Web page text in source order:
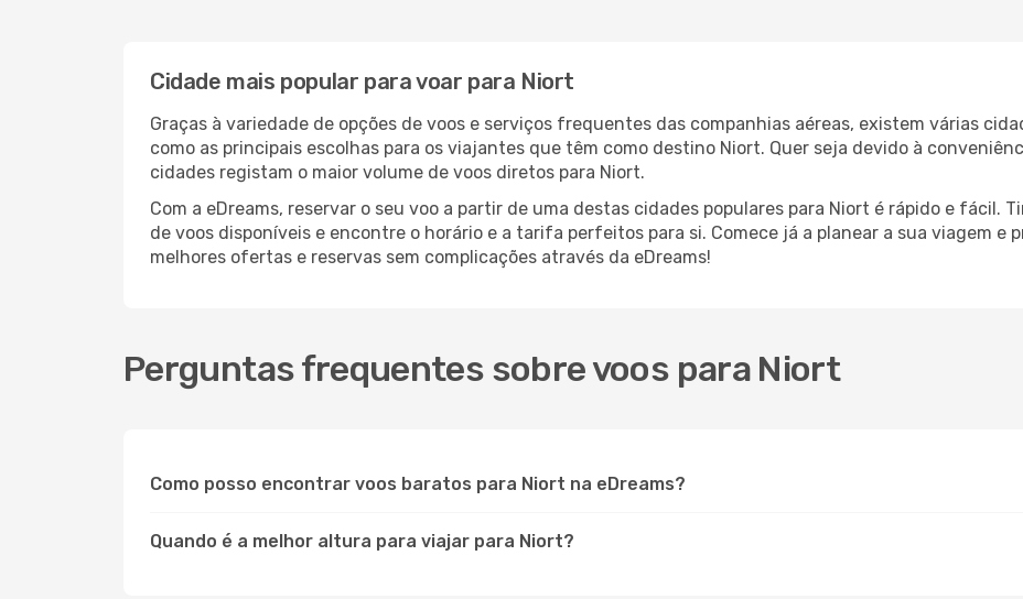
Cidade mais popular para voar para Niort
Graças à variedade de opções de voos e serviços frequentes das companhias aéreas, existem várias
como as principais escolhas para os viajantes que têm como destino Niort. Quer seja devido à
cidades registam o maior volume de voos diretos para Niort.
Com a eDreams, reservar o seu voo a partir de uma destas cidades populares para Niort é rápido e fácil.
de voos disponíveis e encontre o horário e a tarifa perfeitos para si. Comece já a planear a sua viagem e
melhores ofertas e reservas sem complicações através da eDreams!
Perguntas frequentes sobre voos para Niort
Como posso encontrar voos baratos para Niort na eDreams?
Quando é a melhor altura para viajar para Niort?